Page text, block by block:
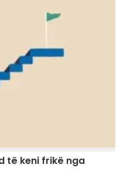
të keni frikë nga